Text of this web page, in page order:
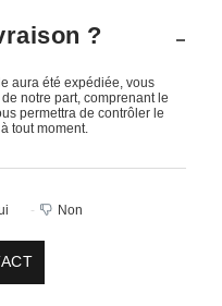
?
aura été expédiée, vous
notre part, comprenant le
permettra de contrôler le
tout moment.
Non